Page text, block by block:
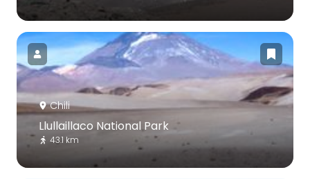
Chili
Llullaillaco National Park
43.1 km